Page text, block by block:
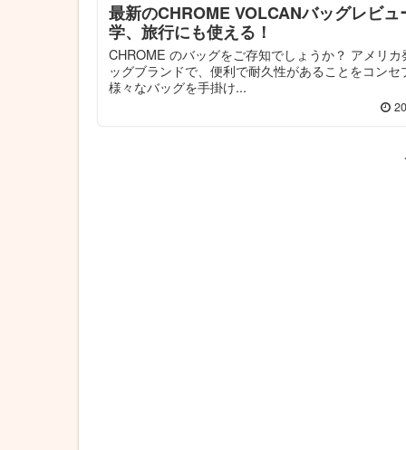
最新のCHROME VOLCANバッグレビュ
学、旅行にも使える！
CHROME のバッグをご存知でしょうか？ アメリカ
ッグブランドで、便利で耐久性があることをコンセ
様々なバッグを手掛け...